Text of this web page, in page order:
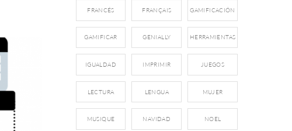
FRANCÉS FRANÇAIS GAMIFICACIÓN
GAMIFICAR GENIALLY HERRAMIENTAS
IGUALDAD IMPRIMIR JUEGOS
LECTURA LENGUA MUJER
MUSIQUE NAVIDAD NOEL